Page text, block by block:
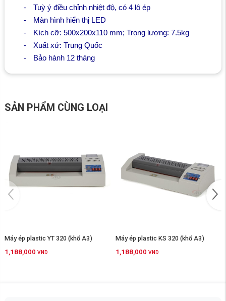
-
Tuỳ ý điều chỉnh nhiệt độ, có 4 lô ép
-
Màn hình hiển thị LED
-
Kích cỡ: 500x200x110 mm; Trọng lượng: 7.5kg
-
Xuất xứ: Trung Quốc
-
Bảo hành 12 tháng
SẢN PHẨM CÙNG LOẠI
Máy ép plastic YT 320 (khổ A3)
1,188,000 VND
Máy ép plastic KS 320 (khổ A3)
1,188,000 VND